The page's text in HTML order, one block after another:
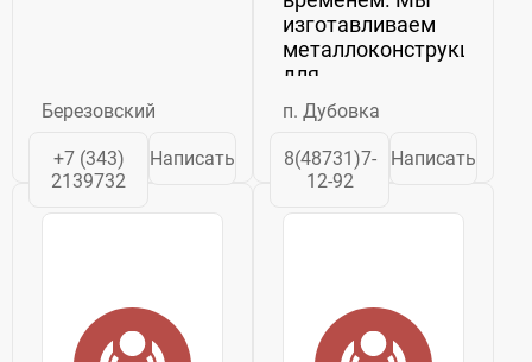
Березовский
+7 (343)
2139732
Написать
изготавливаем
металлоконструкции
для
электродвигателей,
осуществляем
токарно-
фрезерные
Сервисное
высококачественный
ремонт...
п. Дубовка
8(48731)7-
12-92
Написать